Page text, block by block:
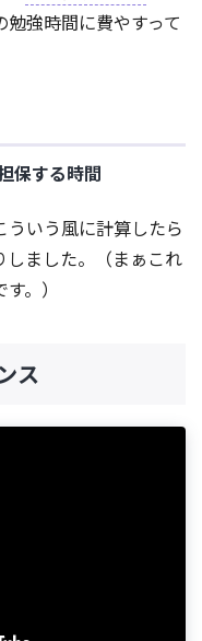
勉強時間に費やすって
保する時間
いう風に計算したら
しました。（まぁこれ
。）
ス